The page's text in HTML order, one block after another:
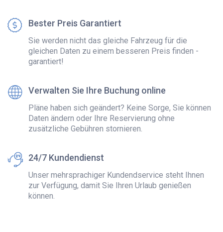
Bester Preis Garantiert
Sie werden nicht das gleiche Fahrzeug für die
gleichen Daten zu einem besseren Preis finden -
garantiert!
Verwalten Sie Ihre Buchung online
Pläne haben sich geändert? Keine Sorge, Sie können
Daten ändern oder Ihre Reservierung ohne
zusätzliche Gebühren stornieren.
24/7 Kundendienst
Unser mehrsprachiger Kundendservice steht Ihnen
zur Verfügung, damit Sie Ihren Urlaub genießen
können.